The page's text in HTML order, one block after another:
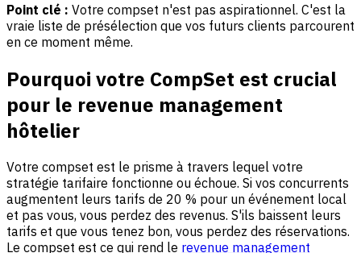
Point clé : Votre compset n'est pas aspirationnel. C'est la
vraie liste de présélection que vos futurs clients parcourent
en ce moment même.
Pourquoi votre CompSet est crucial
pour le revenue management
hôtelier
Votre compset est le prisme à travers lequel votre
stratégie tarifaire fonctionne ou échoue. Si vos concurrents
augmentent leurs tarifs de 20 % pour un événement local
et pas vous, vous perdez des revenus. S'ils baissent leurs
tarifs et que vous tenez bon, vous perdez des réservations.
Le compset est ce qui rend le revenue management